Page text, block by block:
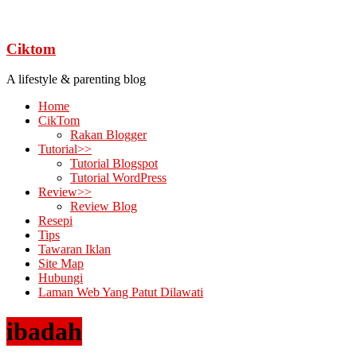
Ciktom
A lifestyle & parenting blog
Home
CikTom
Rakan Blogger
Tutorial>>
Tutorial Blogspot
Tutorial WordPress
Review>>
Review Blog
Resepi
Tips
Tawaran Iklan
Site Map
Hubungi
Laman Web Yang Patut Dilawati
ibadah